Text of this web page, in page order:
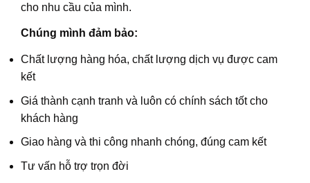
cho nhu cầu của mình.
Chúng mình đảm bảo:
Chất lượng hàng hóa, chất lượng dịch vụ được cam
kết
Giá thành cạnh tranh và luôn có chính sách tốt cho
khách hàng
Giao hàng và thi công nhanh chóng, đúng cam kết
Tư vấn hỗ trợ trọn đời